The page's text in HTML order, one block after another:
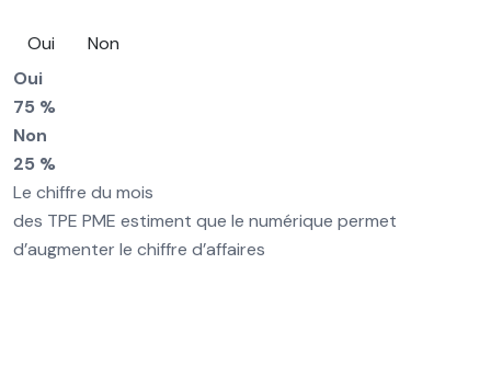
Oui
Non
Oui
75 %
Non
25 %
Le chiffre du mois
des TPE PME estiment que le numérique permet
d’augmenter le chiffre d’affaires